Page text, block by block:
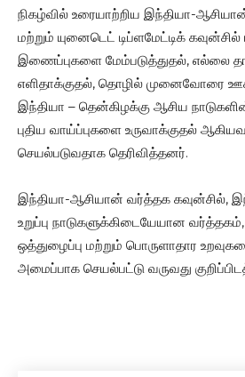
நிகழ்வில் உரையாற்றிய இந்தியா-
மற்றும் யுனைடெட் டிப்ளமேட்டிக் கவுன்சில்
இணைப்புகளை மேம்படுத்துதல், எல்லை
எளிதாக்குதல், தொழில் முனைவோரை
இந்தியா – தென்கிழக்கு ஆசிய
புதிய வாய்ப்புகளை உருவாக்குதல்
செயல்படுவதாக தெரிவித்தனர்.
இந்தியா-ஆசியான் வர்த்தக கவுன்சில்,
உறுப்பு நாடுகளுக்கிடையேயான
ஒத்துழைப்பு மற்றும் பொருளாதார
அமைப்பாக செயல்பட்டு வருவது